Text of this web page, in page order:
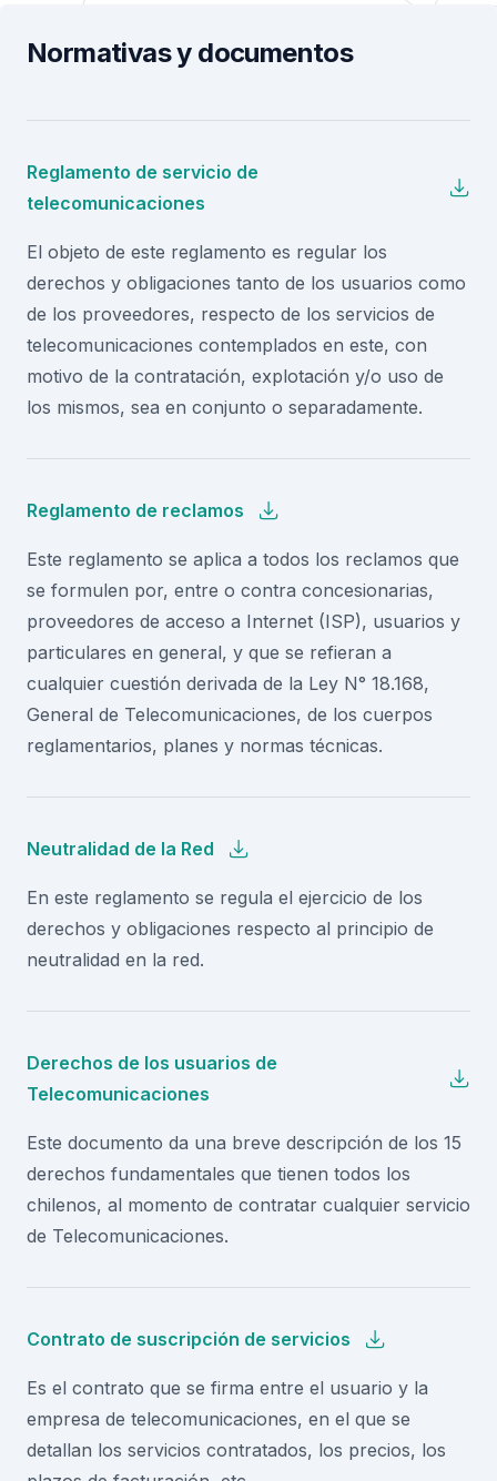
Normativas y documentos
Reglamento de servicio de
telecomunicaciones
El objeto de este reglamento es regular los
derechos y obligaciones tanto de los usuarios como
de los proveedores, respecto de los servicios de
telecomunicaciones contemplados en este, con
motivo de la contratación, explotación y/o uso de
los mismos, sea en conjunto o separadamente.
Reglamento de reclamos
Este reglamento se aplica a todos los reclamos que
se formulen por, entre o contra concesionarias,
proveedores de acceso a Internet (ISP), usuarios y
particulares en general, y que se refieran a
cualquier cuestión derivada de la Ley N° 18.168,
General de Telecomunicaciones, de los cuerpos
reglamentarios, planes y normas técnicas.
Neutralidad de la Red
En este reglamento se regula el ejercicio de los
derechos y obligaciones respecto al principio de
neutralidad en la red.
Derechos de los usuarios de
Telecomunicaciones
Este documento da una breve descripción de los 15
derechos fundamentales que tienen todos los
chilenos, al momento de contratar cualquier servicio
de Telecomunicaciones.
Contrato de suscripción de servicios
Es el contrato que se firma entre el usuario y la
empresa de telecomunicaciones, en el que se
detallan los servicios contratados, los precios, los